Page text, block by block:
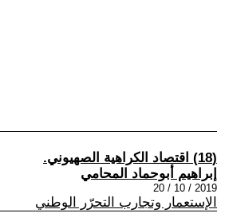
(18) اقتصاد الكراهية الصهيوني.
إبراهيم أبوحماد المحامي
2019 / 10 / 20
الإستعمار وتجارب التحرّر الوطني